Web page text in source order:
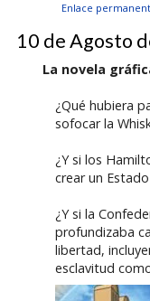
Enlace
10 de Agosto
La novela
¿Qué hubiera
sofocar la
¿Y si los
crear un Estado
¿Y si la
profundizaba
libertad,
esclavitud